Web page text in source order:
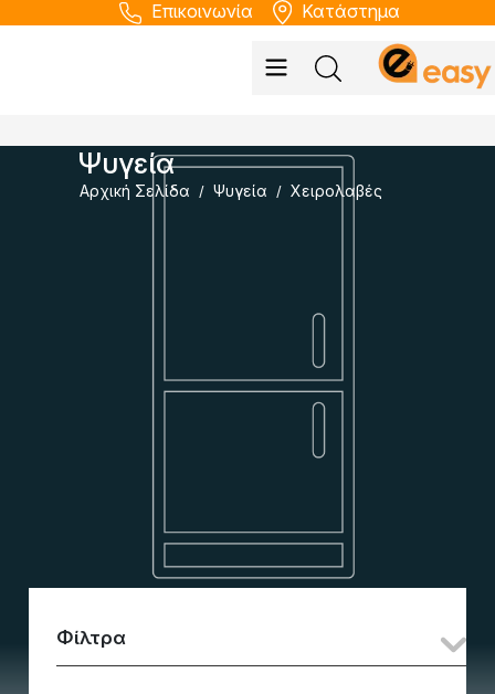
Επικοινωνία Κατάστημα
Αρχική Σελίδα / Ψυγεία / Χειρολαβές
Ψυγεία
Φίλτρα